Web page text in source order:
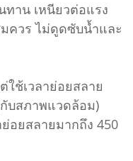
าน เหนียวต่อแรง
ควร ไม่ดูดซับน้ำและ
ใช้เวลาย่อยสลาย
บสภาพแวดล้อม)
อยสลายมากถึง 450